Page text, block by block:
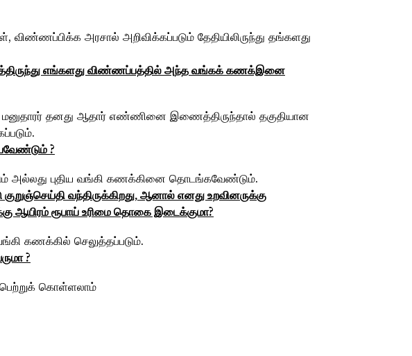
அரசால் அறிவிக்கப்படும் தேதியிலிருந்து தங்களது
எங்களது விண்ணப்பத்தில்‌ அந்த வங்கக்‌ கணக்‌இனை
மனுதாரர் தனது ஆதார் எண்ணினை இணைத்திருந்தால் தகுதியான
?
அல்லது புதிய வங்கி கணக்கினை தொடங்கவேண்டும்.
வந்திருக்கிறது, ஆனால்‌ எனது உறவினருக்கு
ரூபாய்‌ உரிமை தொகை இடைக்குமா?
கணக்கில் செலுத்தப்படும்.
?
கொள்ளலாம்